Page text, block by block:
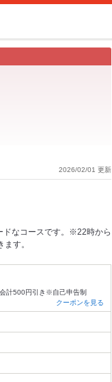
2026/02/01 更新
ドなコースです。※22時から
す。
計500円引き※自己申告制
クーポンを見る